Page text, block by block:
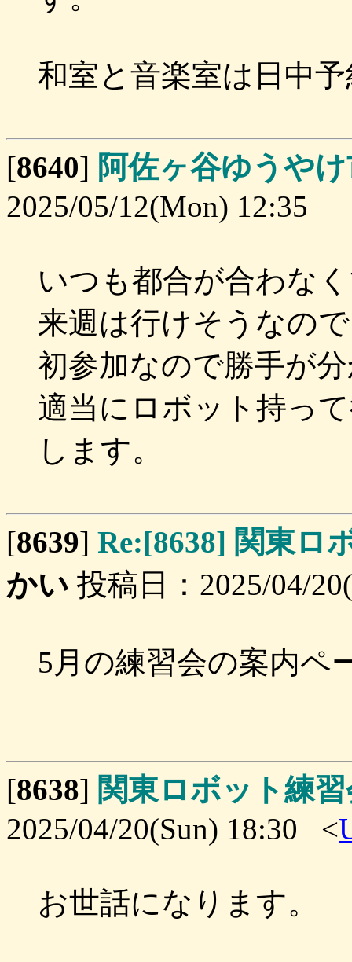
和室と音楽室は日中
[8640] 阿佐ヶ谷ゆうや
2025/05/12(Mon) 12:35
いつも都合が合わな
来週は行けそうなの
初参加なので勝手が
適当にロボット持っ
します。
[8639] Re:[8638] 関東ロ
かい 投稿日：2025/04/
5月の練習会の案内ペ
[8638] 関東ロボット練
2025/04/20(Sun) 18:30 <
お世話になります。